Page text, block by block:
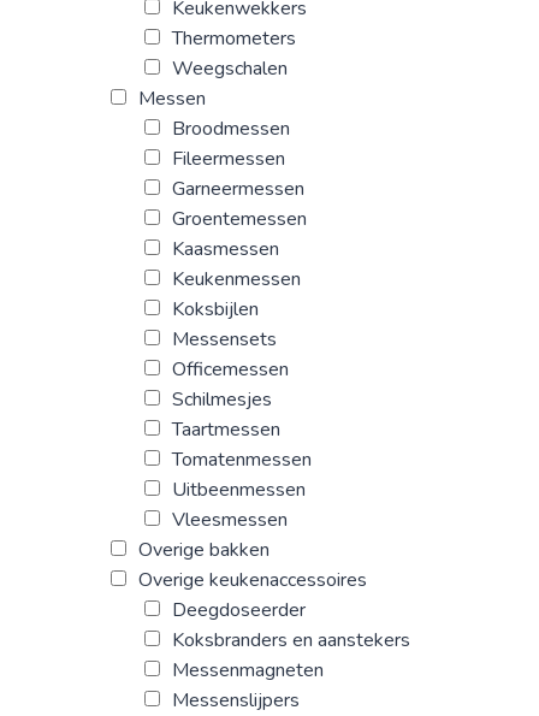
Keukenwekkers
Thermometers
Weegschalen
Messen
Broodmessen
Fileermessen
Garneermessen
Groentemessen
Kaasmessen
Keukenmessen
Koksbijlen
Messensets
Officemessen
Schilmesjes
Taartmessen
Tomatenmessen
Uitbeenmessen
Vleesmessen
Overige bakken
Overige keukenaccessoires
Deegdoseerder
Koksbranders en aanstekers
Messenmagneten
Messenslijpers